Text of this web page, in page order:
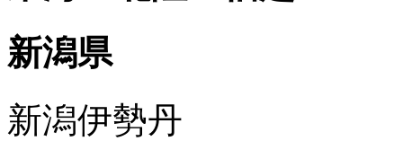
新潟県
新潟伊勢丹